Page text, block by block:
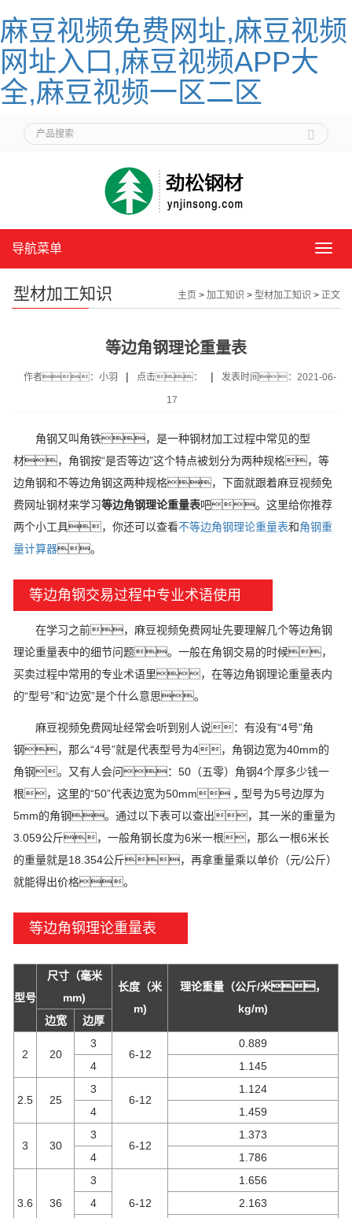
麻豆视频免费网址,麻豆视频
网址入口,麻豆视频APP大
全,麻豆视频一区二区
导
单
导航菜单
型材加工知识 主页 > 加工知识 > 型材加工知识 > 正文
等边角钢理论重量表
作者：小羽 | 点击： | 发表时间：2021-06-
17
角钢又叫角铁，是一种钢材加工过程中常见的型
材，角钢按“是否等边”这个特点被划分为两种规格， 等
边角钢和不等边角钢这两种规格，下面就跟着麻豆视频免
费网址钢材来学习等边角钢理论重量表吧。 这里给你推荐
两个小工具，你还可以查看不等边角钢理论重量表和角钢重
量计算器。
等边角钢交易过程中专业术语使用
在学习之前，麻豆视频免费网址先要理解几个等边角钢
理论重量表中的细节问题。一般在角钢交易的时候，
买卖过程中常用的专业术语里，在等边角钢理论重量表内
的“型号”和“边宽”是个什么意思。
麻豆视频免费网址经常会听到别人说：有没有“4号”角
钢，那么“4号”就是代表型号为4，角钢边宽为40mm的
角钢。又有人会问：50（五零）角钢4个厚多少钱一
根，这里的“50”代表边宽为50mm，型号为5号边厚为
5mm的角钢。通过以下表可以查出，其一米的重量为
3.059公斤，一般角钢长度为6米一根，那么一根6米长
的重量就是18.354公斤，再拿重量乘以单价（元/公斤）
就能得出价格。
等边角钢理论重量表
型号
尺寸（毫米
mm)
长度（米
m)
理论重量（公斤/米，
kg/m)
边宽
边厚
2 20
3
6-12
0.889
4
1.145
2.5 25
3
6-12
1.124
4
1.459
3 30
3
6-12
1.373
4
1.786
3.6 36
3
6-12
1.656
4
2.163